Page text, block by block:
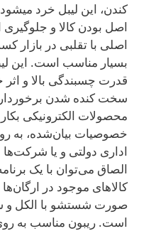
کندن، این لیبل خرد
اصل بودن کالا و جلوگیری
اصلی با تقلبی در بازار
بسیار مناسب است. این
قدرت چسبندگی بالا و
سخت کنده شدن برخوردار
محصولات الکترونیکی
خصوصیات بیان‌شده، به
اداری دولتی و یا
الصاق می‌توان با یک
کالاهای موجود در
صورت شستشو با الکل و
است. ریبون مناسب به